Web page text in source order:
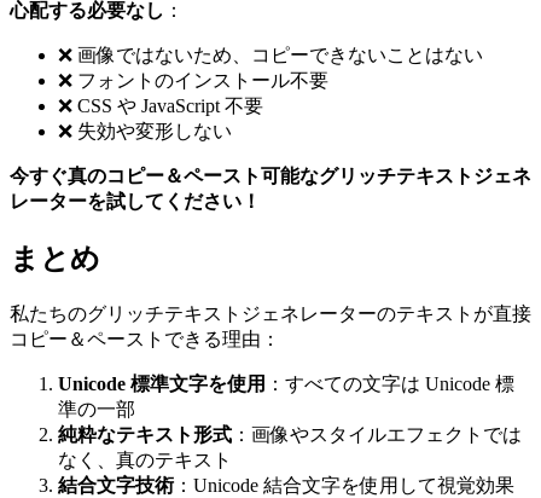
心配する必要なし ：
❌ 画像ではないため、コピーできないことはない
❌ フォントのインストール不要
❌ CSS や JavaScript 不要
❌ 失効や変形しない
今すぐ真のコピー＆ペースト可能なグリッチテキストジェネ
レーターを試してください！
まとめ
私たちのグリッチテキストジェネレーターのテキストが直接
コピー＆ペーストできる理由：
Unicode 標準文字を使用 ：すべての文字は Unicode 標
準の一部
純粋なテキスト形式 ：画像やスタイルエフェクトでは
なく、真のテキスト
結合文字技術：Unicode 結合文字を使用して視覚効果